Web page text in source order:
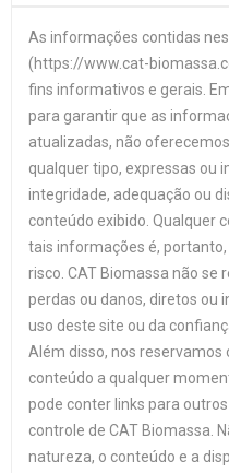
As informações contidas
(https://www.cat-
fins informativos e gerais.
para garantir que as
atualizadas, não
qualquer tipo, expressas ou
integridade, adequação ou
conteúdo exibido. Qualquer
tais informações é,
risco. CAT Biomassa não se
perdas ou danos, diretos ou
uso deste site ou da
Além disso, nos
conteúdo a qualquer
pode conter links para
controle de CAT Biomassa.
natureza, o conteúdo e a